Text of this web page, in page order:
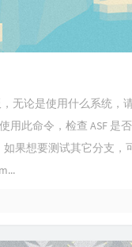
无论是使用什么系统，
用此命令，检查 ASF 是
果想要测试其它分支，